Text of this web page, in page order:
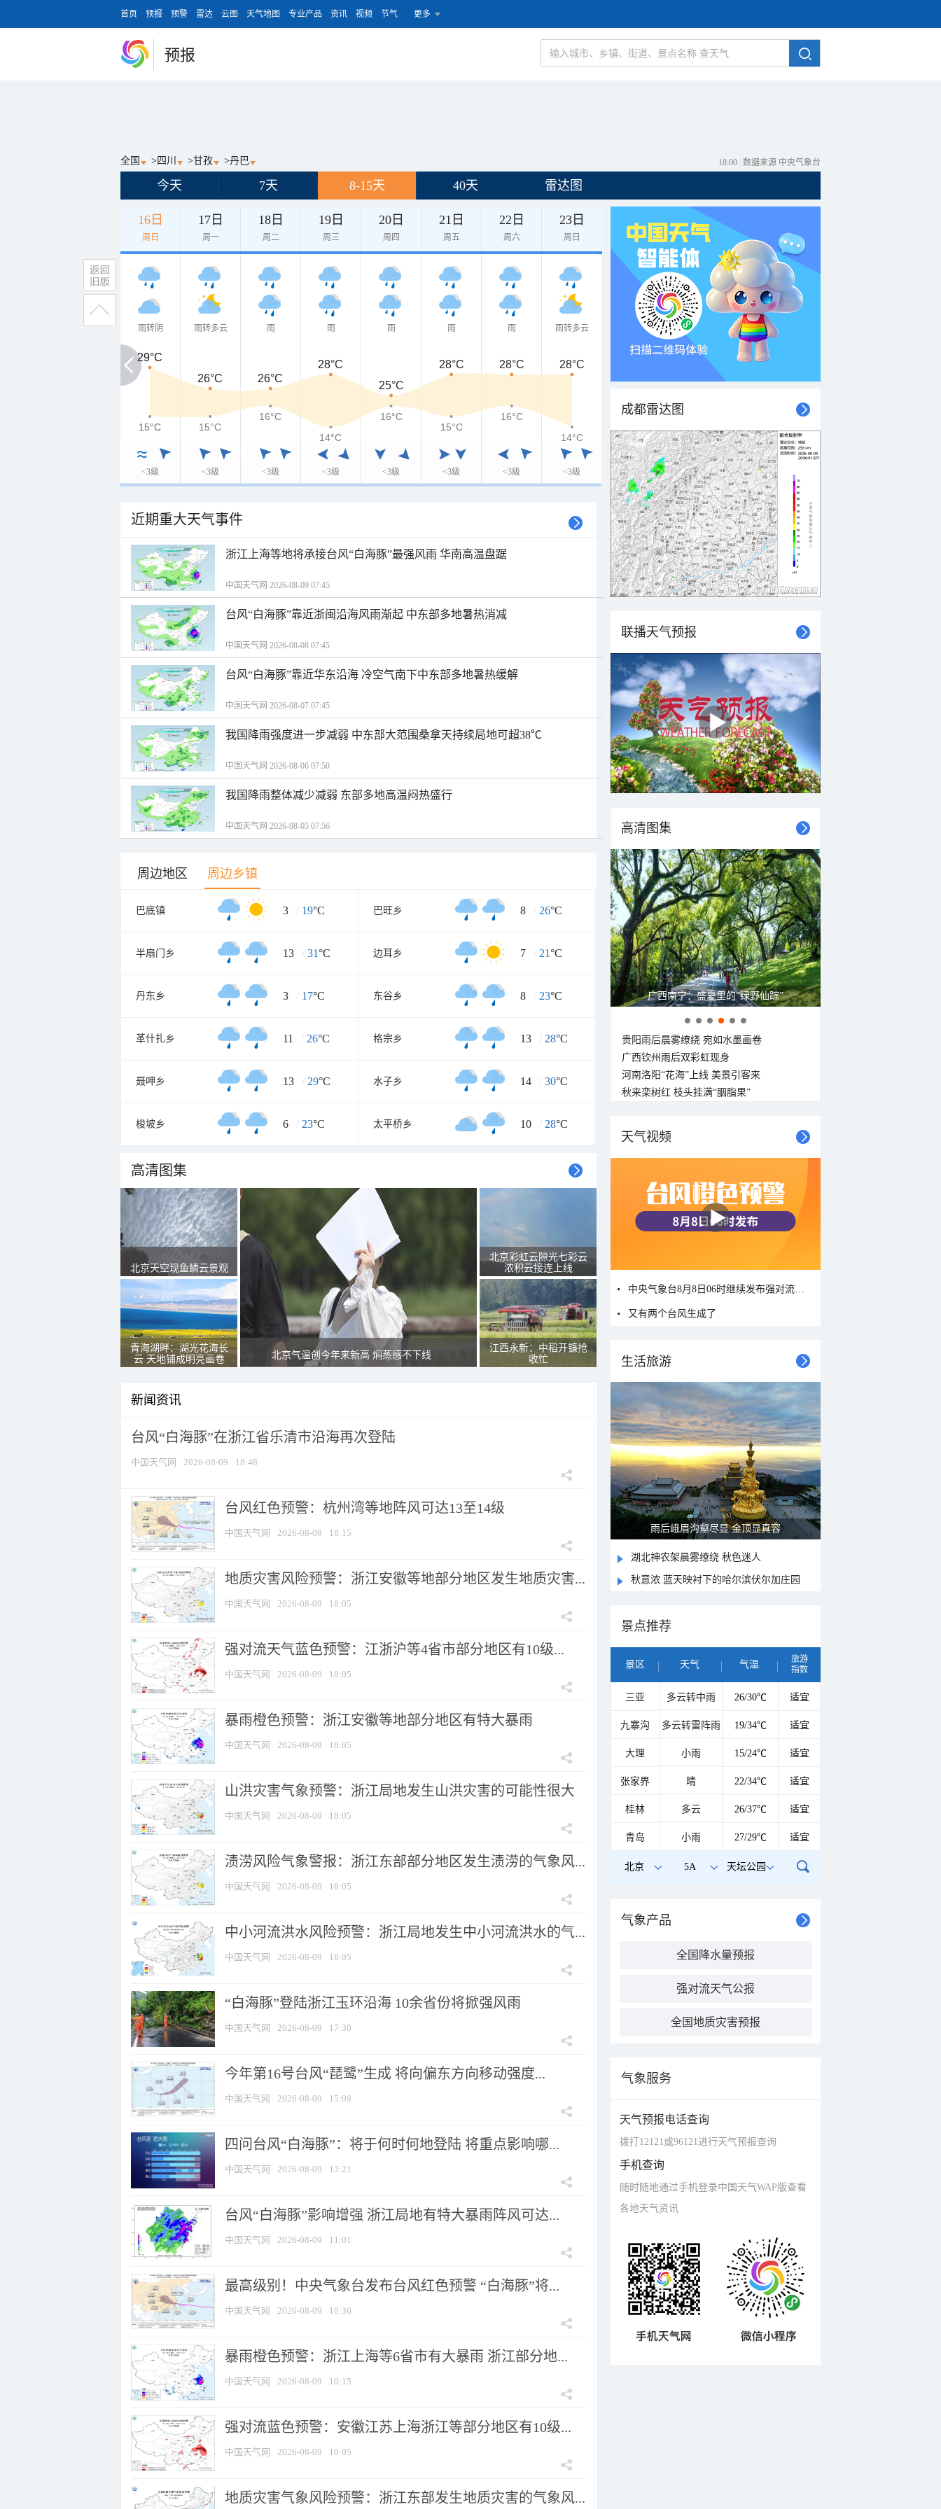
首页 预报 预警 雷达 云图 天气地图 专业产品 资讯 视频 节气 更多
预报
全国 > 四川 >甘孜 >丹巴 18:00 数据来源 中央气象台
今天 7天 8-15天 40天 雷达图
16日
周日
17日
周一
18日
周二
19日
周三
20日
周四
21日
周五
22日
周六
23日
周日
雨转阴
<3级
雨转多云
<3级
雨
<3级
雨
<3级
雨
<3级
雨
<3级
雨
<3级
雨转多云
<3级
29°C
29°C
26°C
26°C
28°C
25°C
28°C 28°C 28°C
15°C
15°C 15°C
16°C
14°C
16°C
15°C
16°C
14°C
近期重大天气事件
浙江上海等地将承接台风“白海豚”最强风雨 华南高温盘踞
中国天气网 2026-08-09 07:45
台风“白海豚”靠近浙闽沿海风雨渐起 中东部多地暑热消减
中国天气网 2026-08-08 07:45
台风“白海豚”靠近华东沿海 冷空气南下中东部多地暑热缓解
中国天气网 2026-08-07 07:45
我国降雨强度进一步减弱 中东部大范围桑拿天持续局地可超38℃
中国天气网 2026-08-06 07:50
我国降雨整体减少减弱 东部多地高温闷热盛行
中国天气网 2026-08-05 07:56
周边地区 周边乡镇
巴底镇 3 / 19°C 巴旺乡 8 / 26°C
半扇门乡 13 / 31°C 边耳乡 7 / 21°C
丹东乡 3 / 17°C 东谷乡 8 / 23°C
革什扎乡 11 / 26°C 格宗乡 13 / 28°C
聂呷乡 13 / 29°C 水子乡 14 / 30°C
梭坡乡 6 / 23°C 太平桥乡 10 / 28°C
高清图集
北京天空现鱼鳞云景观
青海湖畔：湖光花海长
云 天地铺成明亮画卷
北京气温创今年来新高 焖蒸感不下线
北京彩虹云隙光七彩云
浓积云接连上线
江西永新：中稻开镰抢
收忙
新闻资讯
台风“白海豚”在浙江省乐清市沿海再次登陆
中国天气网 2026-08-09 18:48
​台风红色预警：杭州湾等地阵风可达13至14级
中国天气网 2026-08-09 18:15
地质灾害风险预警：浙江安徽等地部分地区发生地质灾害...
中国天气网 2026-08-09 18:05
强对流天气蓝色预警：江浙沪等4省市部分地区有10级...
中国天气网 2026-08-09 18:05
暴雨橙色预警：浙江安徽等地部分地区有特大暴雨
中国天气网 2026-08-09 18:05
山洪灾害气象预警：浙江局地发生山洪灾害的可能性很大
中国天气网 2026-08-09 18:05
渍涝风险气象警报：浙江东部部分地区发生渍涝的气象风...
中国天气网 2026-08-09 18:05
中小河流洪水风险预警：浙江局地发生中小河流洪水的气...
中国天气网 2026-08-09 18:05
“白海豚”登陆浙江玉环沿海 10余省份将掀强风雨
中国天气网 2026-08-09 17:30
今年第16号台风“琵鹭”生成 将向偏东方向移动强度...
中国天气网 2026-08-09 15:09
四问台风“白海豚”：将于何时何地登陆 将重点影响哪...
中国天气网 2026-08-09 13:21
台风“白海豚”影响增强 浙江局地有特大暴雨阵风可达...
中国天气网 2026-08-09 11:01
最高级别！中央气象台发布台风红色预警 “白海豚”将...
中国天气网 2026-08-09 10:36
暴雨橙色预警：浙江上海等6省市有大暴雨 浙江部分地...
中国天气网 2026-08-09 10:15
强对流蓝色预警：安徽江苏上海浙江等部分地区有10级...
中国天气网 2026-08-09 10:05
地质灾害气象风险预警：浙江东部发生地质灾害的气象风...
成都雷达图
联播天气预报
高清图集
呼伦贝尔草原 藏着最治愈的蓝天白云
贵阳雨后晨雾缭绕 宛如水墨画卷
广西钦州雨后双彩虹现身
河南洛阳“花海”上线 美景引客来
秋来栾树红 枝头挂满“胭脂果”
天气视频
又有两个台风生成了
生活旅游
山水扇面：秋红点缀颐和园西堤
湖北神农架晨雾缭绕 秋色迷人
秋意浓 蓝天映衬下的哈尔滨伏尔加庄园
景点推荐
景区 天气 气温
旅游
指数
三亚 多云转中雨 26/30℃ 适宜
九寨沟 多云转雷阵雨 19/34℃ 适宜
大理 小雨 15/24℃ 适宜
张家界 晴 22/34℃ 适宜
桂林 多云 26/37℃ 适宜
青岛 小雨 27/29℃ 适宜
北京 5A 天坛公园
气象产品
全国降水量预报
强对流天气公报
全国地质灾害预报
气象服务
天气预报电话查询
拨打12121或96121进行天气预报查询
手机查询
随时随地通过手机登录中国天气WAP版查看
各地天气资讯